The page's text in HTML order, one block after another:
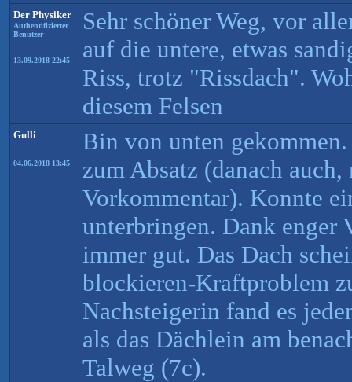
Der Physiker
Authentifizierter
Benutzer
13.09.2018 22:45
Sehr schöner Weg, vor
auf die untere, etwas
Riss, trotz "Rissdach".
diesem Felsen
Gulli
04.06.2018 13:45
Bin von unten
zum Absatz (danach
Vorkommentar). Konnte
unterbringen. Dank enger
immer gut. Das Dach
blockieren-Kraftproblem
Nachsteigerin fand es
als das Dächlein am
Talweg (7c).